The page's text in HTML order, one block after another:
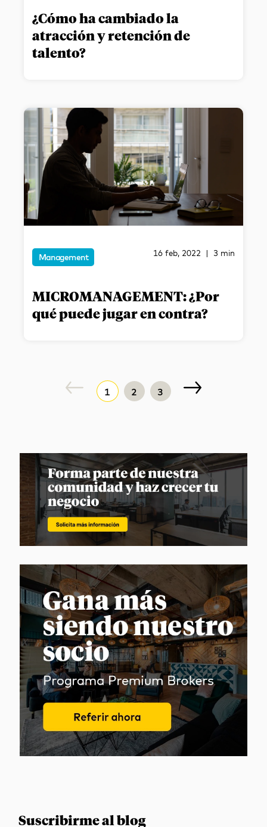
¿Cómo ha cambiado la
atracción y retención de
talento?
Management 16 feb, 2022 | 3 min
MICROMANAGEMENT: ¿Por
qué puede jugar en contra?
1 2 3
Suscribirme al blog